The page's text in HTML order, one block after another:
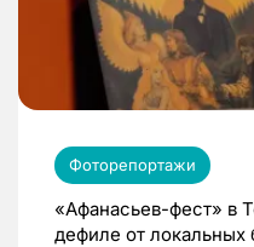
Фоторепортажи
«Афанасьев-фест» в
дефиле от локальных